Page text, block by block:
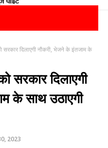
सरकार दिलाएगी नौकरी, भेजने के इंतजाम के
सरकार दिलाएगी
के साथ उठाएगी
2023